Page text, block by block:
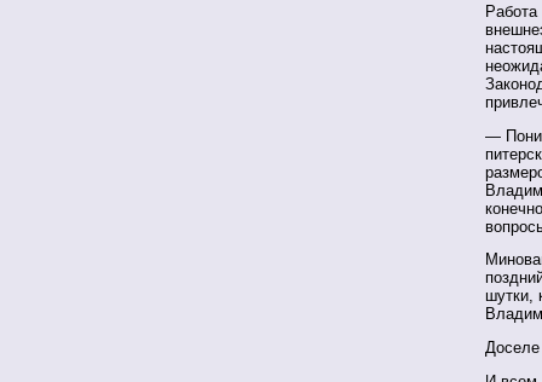
—
шутки,